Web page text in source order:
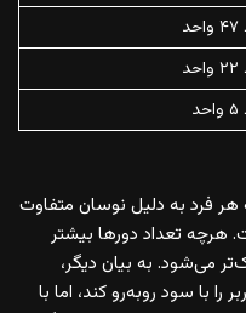
هر فرد به دلیل نوسان متفاوت
تعداد دورها بیشتر
می‌شود. به بیان دیگر،
با سود روبه‌رو کند، اما با